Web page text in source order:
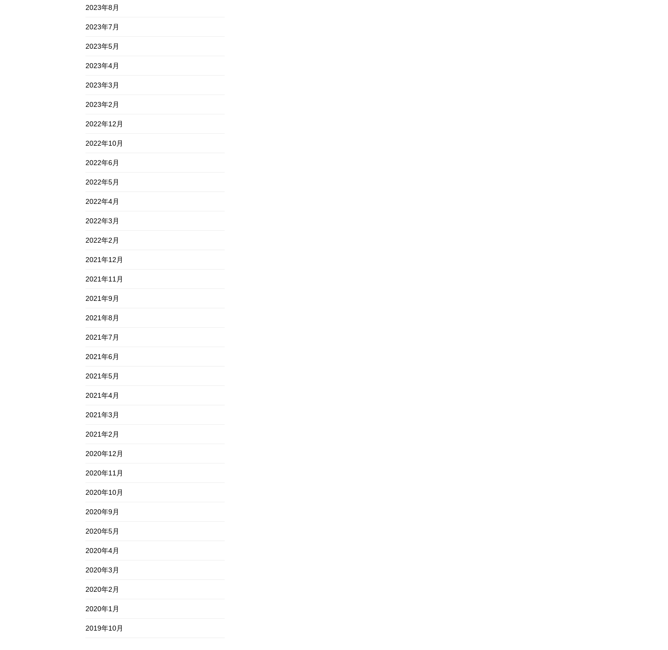
2023年8月
2023年7月
2023年5月
2023年4月
2023年3月
2023年2月
2022年12月
2022年10月
2022年6月
2022年5月
2022年4月
2022年3月
2022年2月
2021年12月
2021年11月
2021年9月
2021年8月
2021年7月
2021年6月
2021年5月
2021年4月
2021年3月
2021年2月
2020年12月
2020年11月
2020年10月
2020年9月
2020年5月
2020年4月
2020年3月
2020年2月
2020年1月
2019年10月